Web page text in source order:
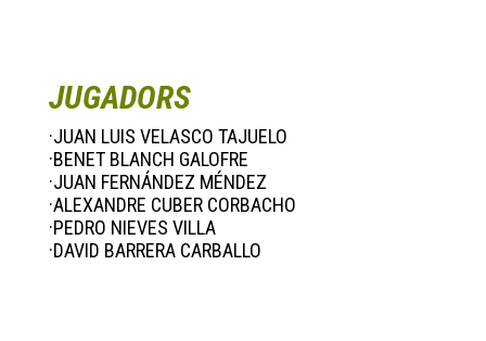
JUGADORS
·JUAN LUIS VELASCO TAJUELO
·BENET BLANCH GALOFRE
·JUAN FERNÁNDEZ MÉNDEZ
·ALEXANDRE CUBER CORBACHO
·PEDRO NIEVES VILLA
·DAVID BARRERA CARBALLO